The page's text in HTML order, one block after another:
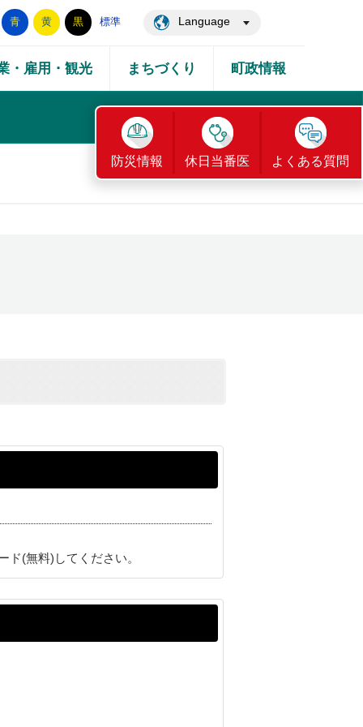
青 黄 黒 標準 Language
・雇用・観光 まちづくり 町政情報
防災情報 休日当番医 よくある質問
ド(無料)してください。